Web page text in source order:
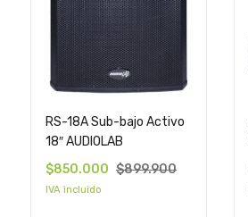
RS-18A Sub-bajo Activo
18″ AUDIOLAB
$850.000 $899.900
IVA incluido